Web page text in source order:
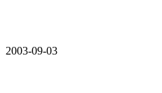
2003-09-03